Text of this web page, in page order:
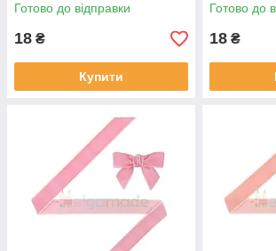
Готово до відправки
18 ₴
Купити
Готово до
18 ₴